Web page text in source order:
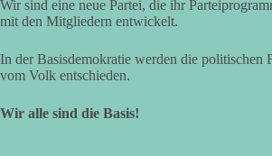
Wir sind eine neue Partei, die ihr
mit den Mitgliedern entwickelt.
In der Basisdemokratie werden die politischen
vom Volk entschieden.
Wir alle sind die Basis!